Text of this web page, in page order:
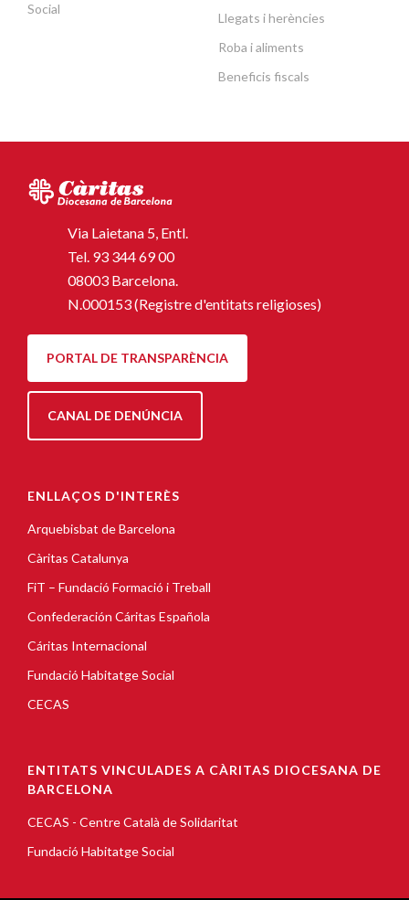
Social
Llegats i herències
Roba i aliments
Beneficis fiscals
Via Laietana 5, Entl.
Tel. 93 344 69 00
08003 Barcelona.
N.000153 (Registre d'entitats religioses)
PORTAL DE TRANSPARÈNCIA
CANAL DE DENÚNCIA
ENLLAÇOS D'INTERÈS
Arquebisbat de Barcelona
Càritas Catalunya
FiT – Fundació Formació i Treball
Confederación Cáritas Española
Cáritas Internacional
Fundació Habitatge Social
CECAS
ENTITATS VINCULADES A CÀRITAS DIOCESANA DE
BARCELONA
CECAS - Centre Català de Solidaritat
Fundació Habitatge Social